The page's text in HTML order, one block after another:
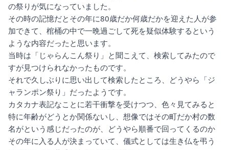
の祭りが気になっていました。
その時の記憶だとその年に80歳だか何歳だかを迎えた人が参
加できて、棺桶の中で一晩過ごして死を疑似体験するという
ような内容だったと思います。
当時は「じゃらんこん祭り」と聞こえて、検索してみたので
すが見つけられなかったものです。
それで久しぶりに思い出して検索したところ、どうやら「ジ
ャランポン祭り」だったようです。
カタカナ表記なことに若干衝撃を受けつつ、色々見てみると
特に年齢がどうとか関係ないし、想像ではその町だか村の数
名がという感じだったのが、どうやら順番で回ってくるのか
その年に入る人が決まっていて、儀式としては生き仏を弔う